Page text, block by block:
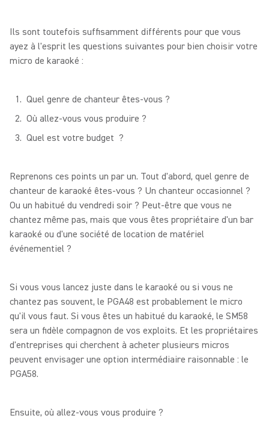
Ils sont toutefois suffisamment différents pour que vous
ayez à l'esprit les questions suivantes pour bien choisir votre
micro de karaoké :
Quel genre de chanteur êtes-vous ?
Où allez-vous vous produire ?
Quel est votre budget ?
Reprenons ces points un par un. Tout d'abord, quel genre de
chanteur de karaoké êtes-vous ? Un chanteur occasionnel ?
Ou un habitué du vendredi soir ? Peut-être que vous ne
chantez même pas, mais que vous êtes propriétaire d'un bar
karaoké ou d'une société de location de matériel
événementiel ?
Si vous vous lancez juste dans le karaoké ou si vous ne
chantez pas souvent, le PGA48 est probablement le micro
qu'il vous faut. Si vous êtes un habitué du karaoké, le SM58
sera un fidèle compagnon de vos exploits. Et les propriétaires
d'entreprises qui cherchent à acheter plusieurs micros
peuvent envisager une option intermédiaire raisonnable : le
PGA58.
Ensuite, où allez-vous vous produire ?